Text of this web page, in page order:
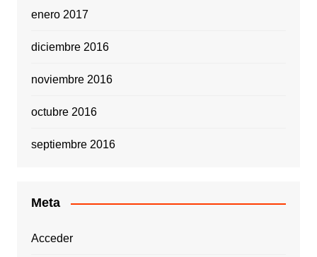
enero 2017
diciembre 2016
noviembre 2016
octubre 2016
septiembre 2016
Meta
Acceder